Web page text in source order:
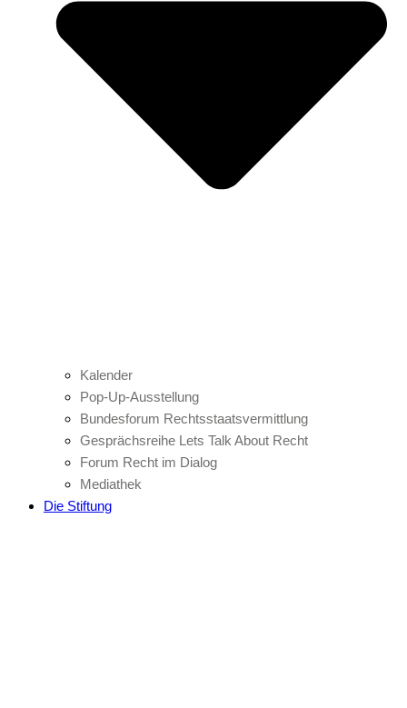
Kalender
Pop-Up-Ausstellung
Bundesforum Rechtsstaatsvermittlung
Gesprächsreihe Lets Talk About Recht
Forum Recht im Dialog
Mediathek
Die Stiftung